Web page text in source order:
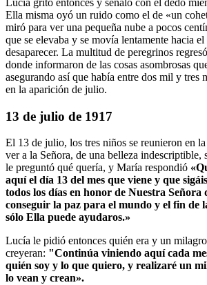
Lucía gritó entonces y señaló con el dedo
Ella misma oyó un ruido como el de «un
miró para ver una pequeña nube a pocos
que se elevaba y se movía lentamente hacia el
desaparecer. La multitud de peregrinos
donde informaron de las cosas asombrosas
asegurando así que había entre dos mil y tres
en la aparición de julio.
13 de julio de 1917
El 13 de julio, los tres niños se reunieron en
ver a la Señora, de una belleza indescriptible,
le preguntó qué quería, y María respondió
aquí el día 13 del mes que viene y que
todos los días en honor de Nuestra Señora
conseguir la paz para el mundo y el fin de
sólo Ella puede ayudaros.»
Lucía le pidió entonces quién era y un
creyeran: "Continúa viniendo aquí cada
quién soy y lo que quiero, y realizaré un
lo vean y crean».